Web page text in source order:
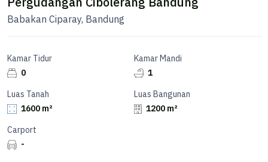
Babakan Ciparay, Bandung
Kamar Tidur
0
Kamar Mandi
1
Luas Tanah
1600 m²
Luas Bangunan
1200 m²
Carport
-